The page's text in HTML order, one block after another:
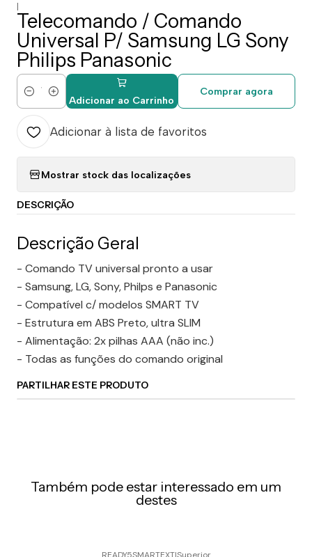
|
Telecomando / Comando
Universal P/ Samsung LG Sony
Philips Panasonic
QuantidadeAdicionar ao Carrinho
Comprar agora
Adicionar à lista de favoritos
Mostrar stock das localizações
DESCRIÇÃO
Descrição Geral
- Comando TV universal pronto a usar
- Samsung, LG, Sony, Philps e Panasonic
- Compatível c/ modelos SMART TV
- Estrutura em ABS Preto, ultra SLIM
- Alimentação: 2x pilhas AAA (não inc.)
- Todas as funções do comando original
PARTILHAR ESTE PRODUTO
Também pode estar interessado em um
destes